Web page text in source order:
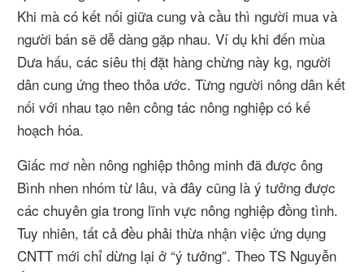
Khi mà có kết nối giữa cung và cầu thì người mua và
người bán sẽ dễ dàng gặp nhau. Ví dụ khi đến mùa
Dưa hấu, các siêu thị đặt hàng chừng này kg, người
dân cung ứng theo thỏa ước. Từng người nông dân kết
nối với nhau tạo nên công tác nông nghiệp có kế
hoạch hóa.
Giấc mơ nền nông nghiệp thông minh đã được ông
Bình nhen nhóm từ lâu, và đây cũng là ý tưởng được
các chuyên gia trong lĩnh vực nông nghiệp đồng tình.
Tuy nhiên, tất cả đều phải thừa nhận việc ứng dụng
CNTT mới chỉ dừng lại ở “ý tưởng”. Theo TS Nguyễn